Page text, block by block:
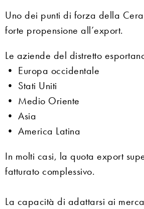
Uno dei punti di forza della
forte propensione all’export.
Le aziende del distretto
• Europa occidentale
• Stati Uniti
• Medio Oriente
• Asia
• America Latina
In molti casi, la quota export
fatturato complessivo.
La capacità di adattarsi ai